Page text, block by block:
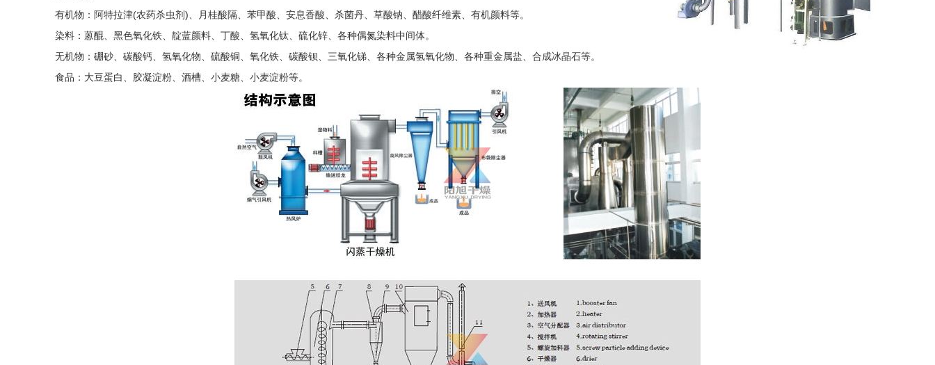
有机物：阿特拉津(农药杀虫剂)、月桂酸隔、苯甲酸、安息香酸、杀菌丹、草酸钠、醋酸纤维素、有机颜料等。
染料：蒽醌、黑色氧化铁、靛蓝颜料、丁酸、氢氧化钛、硫化锌、各种偶氮染料中间体。
无机物：硼砂、碳酸钙、氢氧化物、硫酸铜、氧化铁、碳酸钡、三氧化锑、各种金属氢氧化物、各种重金属盐、合成冰晶石等。
食品：大豆蛋白、胶凝淀粉、酒槽、小麦糖、小麦淀粉等。